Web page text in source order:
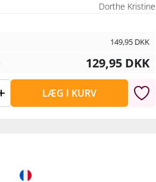
Dorthe Kristine
149,95 DKK
129,95 DKK
LÆG I KURV